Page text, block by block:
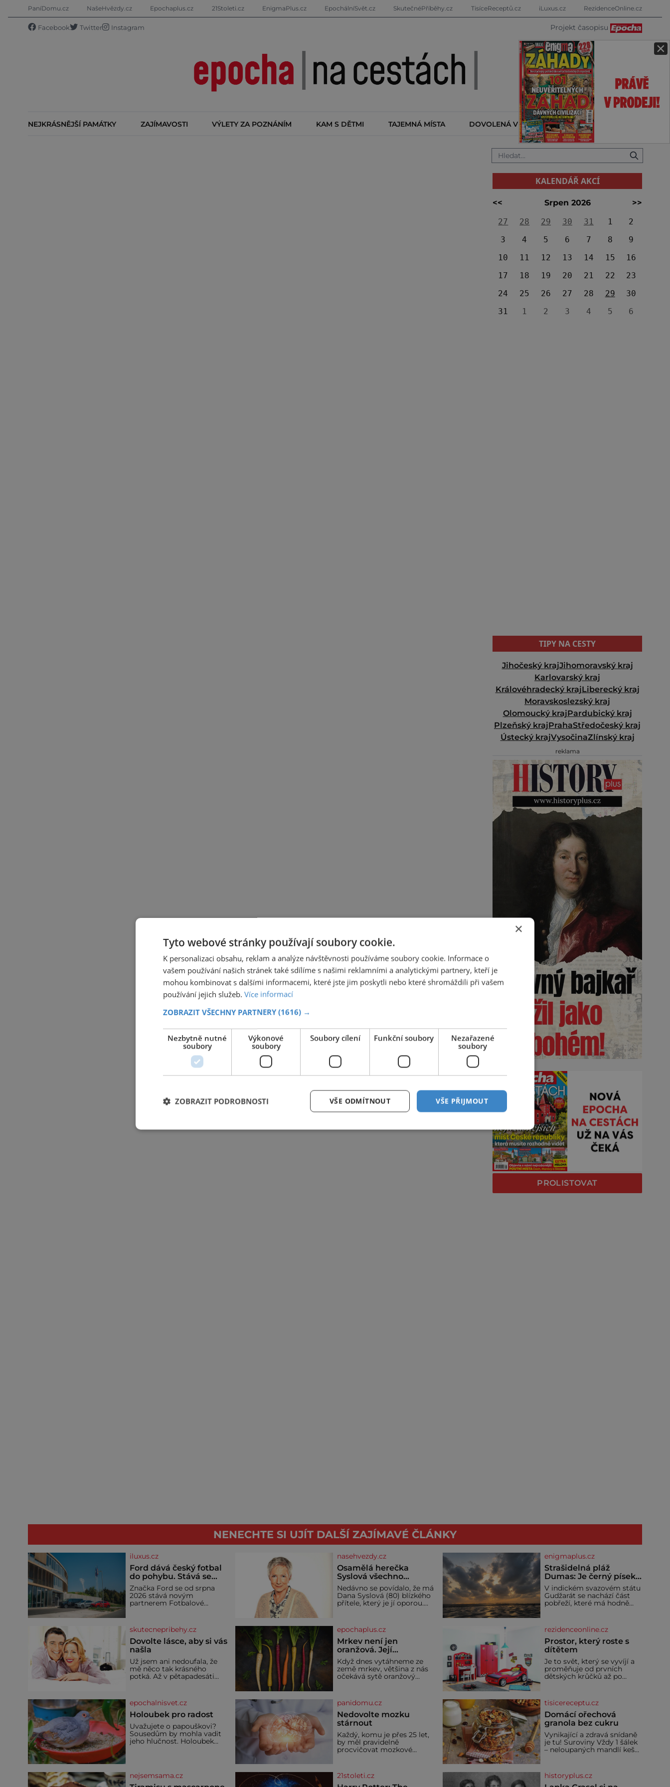
×
PaníDomu.cz NašeHvězdy.cz Epochaplus.cz 21Stoleti.cz EnigmaPlus.cz EpochálníSvět.cz SkutečnéPříběhy.cz TisíceReceptů.cz iLuxus.cz RezidenceOnline.cz
Facebook Twitter Instagram Projekt časopisu
NEJKRÁSNĚJŠÍ PAMÁTKY ZAJÍMAVOSTI VÝLETY ZA POZNÁNÍM KAM S DĚTMI TAJEMNÁ MÍSTA DOVOLENÁ V ZAHRANIČÍ KALENDÁŘ AKCÍ
KALENDÁŘ AKCÍ
<< Srpen 2026
>>
27
28 29 30 31 1
2
3
4 5 6 7 8
9
10
11 12 13 14 15
16
17
18 19 20 21 22
23
24
25 26 27 28 29
30
31
1 2 3 4 5 6
TIPY NA CESTY
Jihočeský krajJihomoravský kraj
Karlovarský kraj
Královéhradecký krajLiberecký kraj
Moravskoslezský kraj
Olomoucký krajPardubický kraj
Plzeňský krajPrahaStředočeský kraj
Ústecký krajVysočinaZlínský kraj
reklama
PROLISTOVAT
NENECHTE SI UJÍT DALŠÍ ZAJÍMAVÉ ČLÁNKY
iluxus.cz
Ford dává český fotbal
do pohybu. Stává se
novým partnerem
FAČR
Značka Ford se od srpna
2026 stává novým
partnerem Fotbalové
zajistí mobilitu asociace,
reprezentačních týmů i
českého fotbalu v
regionech. Partner
nasehvezdy.cz
Osamělá herečka
Syslová všechno
vzdala?
Nedávno se povídalo, že má
Dana Syslová (80) blízkého
přítele, který je jí oporou.
čím dál častěji mluví o
svém odchodu. Dohnala ji
snad samota? Půs
enigmaplus.cz
Strašidelná pláž
Dumas: Je černý písek
podhoubím, ze kterého
roste zlo?
V indickém svazovém státu
Gudžarát se nachází část
pobřeží, které má hodně
této pláže. Proč má pláž
takové netypické zbarvení?
Nakolik jsou pravd
skutecnepribehy.cz
Dovolte lásce, aby si vás
našla
Už jsem ani nedoufala, že
mě něco tak krásného
potká. Až v pětapadesáti
vdávala, když mi bylo
dvacet. Oba jsme byli mladí
a byl to tak říkajíc sňatek z
rozumu. Rodiče nás dali
dohromady, Toník byl dobře
zaopatřený mladý muž.
Manželství nám oběma
epochaplus.cz
Mrkev není jen
oranžová. Její
neuvěřitelný příběh
začíná fialovou barvou
Když dnes vytáhneme ze
země mrkev, většina z nás
očekává sytě oranžový
možné, jen ne oranžová. Je
fialová, žlutá, bílá, někdy
dokonce téměř černá. Až
díky stovkám let pečlivého
šlechtění se z ní stává
zelenina, bez které si českou
zahradu ani nedokážeme
představit. Její příběh je
rezidenceonline.cz
Prostor, který roste s
dítětem
Je to svět, který se vyvíjí a
proměňuje od prvních
dětských krůčků až po
bezpečí, kreativitu,
soustředění i odpočinek a
reaguje na každou etapu
života a specifické potřeby
dítěte. Pro nejmenší je
klíčová jednoduchost,
měkkost a bezpečí, proto
by pokoj miminka měl
epochalnisvet.cz
Holoubek pro radost
Uvažujete o papouškovi?
Sousedům by mohla vadit
jeho hlučnost. Holoubek
se i pro chovatele
začátečníky. Jedná se o
panidomu.cz
Nedovolte mozku
stárnout
Každý, komu je přes 25 let,
by měl pravidelně
procvičovat mozkové
paměť. Možná máte
problém vzpomenout si na
tisicereceptu.cz
Domácí ořechová
granola bez cukru
Vynikající a zdravá snídaně
je tu! Suroviny Vždy 1 šálek
– neloupaných mandlí kešu
semínek dýně rozinek 3
šálky ovesných vloček 1
nejsemsama.cz 21stoleti.cz historyplus.cz
×
Tyto webové stránky používají soubory cookie.
K personalizaci obsahu, reklam a analýze návštěvnosti používáme soubory cookie. Informace o
vašem používání našich stránek také sdílíme s našimi reklamními a analytickými partnery, kteří je
mohou kombinovat s dalšími informacemi, které jste jim poskytli nebo které shromáždili při vašem
používání jejich služeb. Více informací
ZOBRAZIT VŠECHNY PARTNERY (1616) →
Nezbytně nutné
soubory
Výkonové
soubory
Soubory cílení Funkční soubory
Nezařazené
soubory
VŠE PŘIJMOUT
VŠE ODMÍTNOUT
ZOBRAZIT PODROBNOSTI